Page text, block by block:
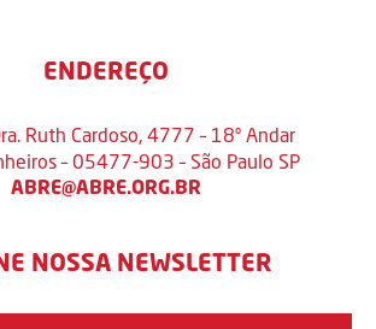
ENDEREÇO
Ruth Cardoso, 4777 – 18º Andar
– 05477-903 – São Paulo SP
ABRE@ABRE.ORG.BR
NOSSA NEWSLETTER